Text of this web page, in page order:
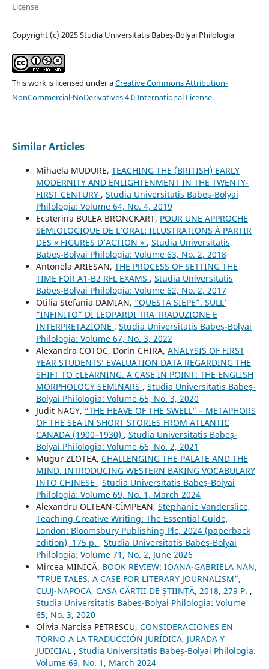
License
Copyright (c) 2025 Studia Universitatis Babeș-Bolyai Philologia
This work is licensed under aCreative Commons Attribution-
NonCommercial-NoDerivatives 4.0 International License.
Similar Articles
Mihaela MUDURE, TEACHING THE (BRITISH) EARLY
MODERNITY AND ENLIGHTENMENT IN THE TWENTY-
FIRST CENTURY , Studia Universitatis Babeș-Bolyai
Philologia: Volume 64, No. 4, 2019
Ecaterina BULEA BRONCKART, POUR UNE APPROCHE
SÉMIOLOGIQUE DE L’ORAL: ILLUSTRATIONS À PARTIR
DES « FIGURES D’ACTION » , Studia Universitatis
Babeș-Bolyai Philologia: Volume 63, No. 2, 2018
Antonela ARIEȘAN, THE PROCESS OF SETTING THE
TIME FOR A1-B2 RFL EXAMS , Studia Universitatis
Babeș-Bolyai Philologia: Volume 62, No. 2, 2017
Otilia Ștefania DAMIAN, “QUESTA SIEPE”. SULL’
“INFINITO” DI LEOPARDI TRA TRADUZIONE E
INTERPRETAZIONE , Studia Universitatis Babeș-Bolyai
Philologia: Volume 67, No. 3, 2022
Alexandra COTOC, Dorin CHIRA, ANALYSIS OF FIRST
YEAR STUDENTS’ EVALUATION DATA REGARDING THE
SHIFT TO eLEARNING. A CASE IN POINT: THE ENGLISH
MORPHOLOGY SEMINARS , Studia Universitatis Babeș-
Bolyai Philologia: Volume 65, No. 3, 2020
Judit NAGY, “THE HEAVE OF THE SWELL” – METAPHORS
OF THE SEA IN SHORT STORIES FROM ATLANTIC
CANADA (1900–1930) , Studia Universitatis Babeș-
Bolyai Philologia: Volume 66, No. 2, 2021
Mugur ZLOTEA, CHALLENGING THE PALATE AND THE
MIND. INTRODUCING WESTERN BAKING VOCABULARY
INTO CHINESE , Studia Universitatis Babeș-Bolyai
Philologia: Volume 69, No. 1, March 2024
Alexandru OLTEAN-CÎMPEAN, Stephanie Vanderslice,
Teaching Creative Writing: The Essential Guide,
London: Bloomsbury Publishing Plc, 2024 (paperback
edition), 175 p. , Studia Universitatis Babeș-Bolyai
Philologia: Volume 71, No. 2, June 2026
Mircea MINICĂ, BOOK REVIEW: IOANA-GABRIELA NAN,
”TRUE TALES. A CASE FOR LITERARY JOURNALISM”,
CLUJ-NAPOCA, CASA CĂRȚII DE ȘTIINȚĂ, 2018, 279 P. ,
Studia Universitatis Babeș-Bolyai Philologia: Volume
65, No. 3, 2020
Olivia Narcisa PETRESCU, CONSIDERACIONES EN
TORNO A LA TRADUCCIÓN JURÍDICA, JURADA Y
JUDICIAL , Studia Universitatis Babeș-Bolyai Philologia:
Volume 69, No. 1, March 2024